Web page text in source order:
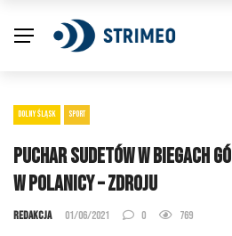
DOLNY ŚLĄSK SPORT
Puchar Sudetów w biegach
w Polanicy – Zdroju
Redakcja 01/06/2021 0 769